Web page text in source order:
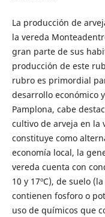
La producción de
la vereda
gran parte de sus
producción de este
rubro es primordial
desarrollo económico
Pamplona, cabe
cultivo de arveja en la
constituye como
economía local, la
vereda cuenta con
10 y 17ºC), de suelo
contienen fosforo o
uso de químicos que